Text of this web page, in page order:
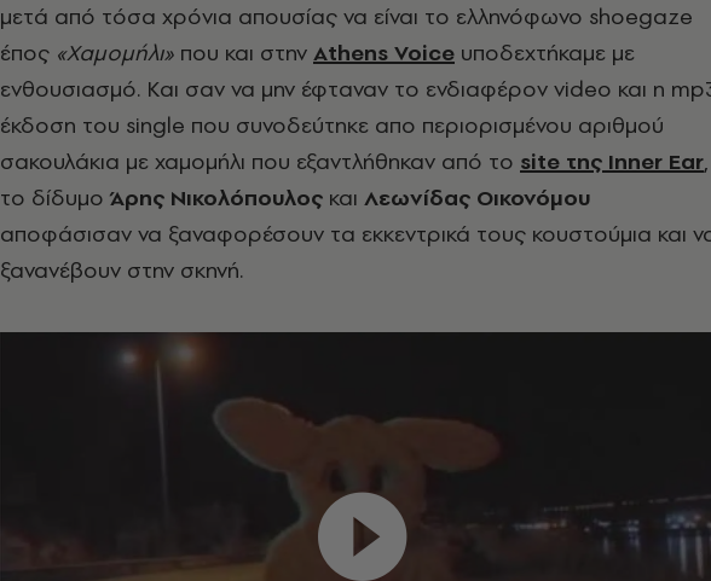
μετά από τόσα χρόνια απουσίας να είναι το ελληνόφωνο shoegaze
έπος «Χαμομήλι» που και στην Athens Voice υποδεχτήκαμε με
ενθουσιασμό. Και σαν να μην έφταναν το ενδιαφέρον video και η
έκδοση του single που συνοδεύτηκε απο περιορισμένου αριθμού
σακουλάκια με χαμομήλι που εξαντλήθηκαν από το site της Inner Ear,
το δίδυμο Άρης Νικολόπουλος και Λεωνίδας Οικονόμου
αποφάσισαν να ξαναφορέσουν τα εκκεντρικά τους κουστούμια και
ξανανέβουν στην σκηνή.